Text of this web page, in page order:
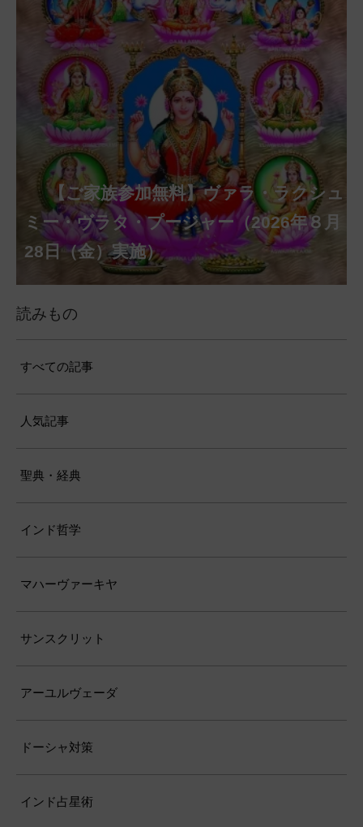
【ご家族参加無料】アーディ・アマー
ヴァシャー・プージャー（2026年８月12
日（水）実施）
【ご家族参加無料】ラクシュミー・ク
ベーラ・マンスリー・プージャー（2026
年８月12日（水）実施）
【ご家族参加無料】ナーガ・パンチャ
ミー・プージャー（2026年８月17日
（月）実施）
【ご家族参加無料】ヴァラ・ラクシュ
ミー・ヴラタ・プージャー（2026年８月
28日（金）実施）
【ご家族参加無料】サンカタハラ・チ
ャトゥルティー・プージャー（2026年８
月31日（月）実施）
【ご家族参加無料】クリシュナ・ジャヤ
ンティー・プージャー（2026年９月４日
（金）実施）
【ご家族参加無料】ガネーシャ・チャ
トゥルティー・プージャー（2026年９月
14日（月）実施）
【ご家族参加無料】マハーラクシュミ
ー・ヴラタ・プージャー（2026年９月19
日（土）実施）
第220回グループ・ホーマ（ナーガ・
パンチャミー、2026年８月17日（月）実
施）
第221回グループ・ホーマ（ガーヤト
リー・ジャヤンティー、2026年８月28日
（金）実施）
アンナダーナ・プロジェクト（食事の奉
仕）
ポストコロナ福祉活動支援募金
読みもの
すべての記事
人気記事
聖典・経典
インド哲学
マハーヴァーキヤ
サンスクリット
アーユルヴェーダ
ドーシャ対策
インド占星術